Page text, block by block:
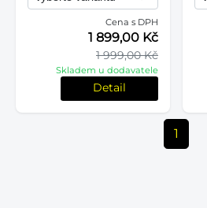
Cena s DPH
1 999,00 Kč
1 899,00 Kč
Skladem u dodavatele
Detail
1